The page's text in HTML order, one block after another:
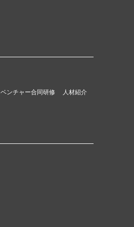
ベンチャー合同研修
人材紹介